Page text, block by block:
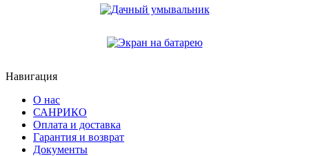
Навигация
О нас
САНРИКО
Оплата и доставка
Гарантия и возврат
Документы